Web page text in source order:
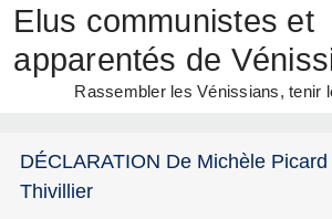
Elus communistes et
apparentés de
Rassembler les Vénissians, tenir
DÉCLARATION De Michèle
Thivillier